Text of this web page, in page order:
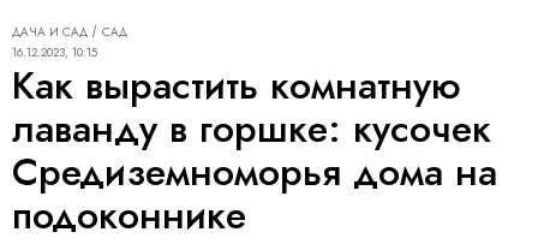
ДАЧА И САД
САД
16.12.2023, 10:15
Как вырастить комнатную
лаванду в горшке: кусочек
Средиземноморья дома на
подоконнике